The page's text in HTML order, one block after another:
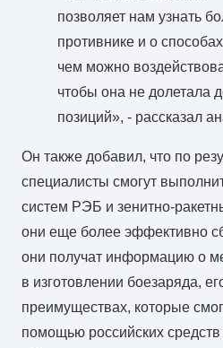
позволяет нам узнать
противнике и о
чем можно
чтобы она не долетала
позиций», - рассказал
Он также добавил, что по
специалисты смогут
систем РЭБ и зенитно-
они еще более эффективно
они получат информацию о
в изготовлении боезаряда,
преимуществах, которые
помощью российских